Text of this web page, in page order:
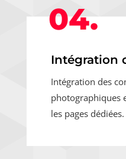
04.
Intégration
Intégration des
photographiques
les pages dédiées.